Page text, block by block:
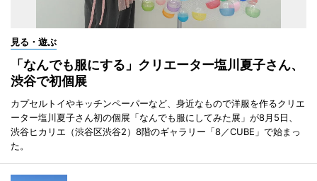
見る・遊ぶ
「なんでも服にする」クリエーター塩川夏子さん、
渋谷で初個展
カプセルトイやキッチンペーパーなど、身近なもので洋服を作るクリエ
ーター塩川夏子さん初の個展「なんでも服にしてみた展」が8月5日、
渋谷ヒカリエ（渋谷区渋谷2）8階のギャラリー「8／CUBE」で始まっ
た。